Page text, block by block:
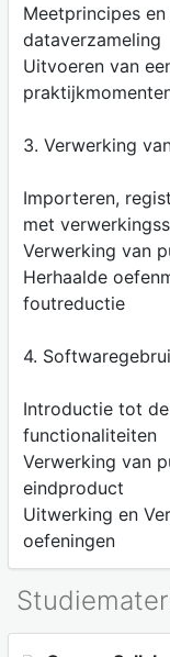
Meetprincipes
dataverzameling
Uitvoeren van
3. Verwerking
Importeren,
met
Verwerking van
Herhaalde
foutreductie
4.
Introductie tot
functionaliteiten
Verwerking van
eindproduct
Uitwerking en
oefeningen